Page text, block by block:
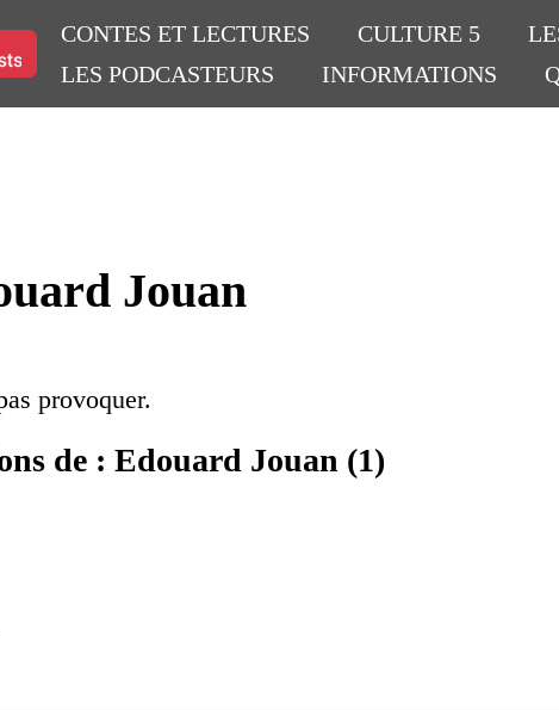
CONTES ET LECTURES CULTURE 5
LES PODCASTEURS
INFORMATIONS
Jouan
provoquer.
de : Edouard Jouan (1)